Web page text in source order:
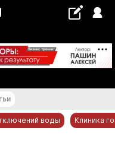
°С
воды Клиника